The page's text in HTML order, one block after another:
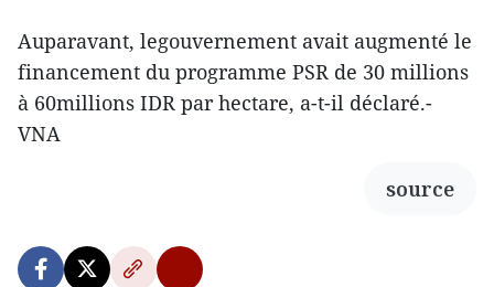
Auparavant, legouvernement avait augmenté le
financement du programme PSR de 30 millions
à 60millions IDR par hectare, a-t-il déclaré.-
VNA
source